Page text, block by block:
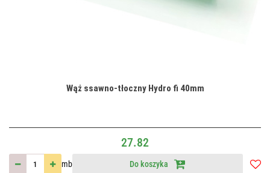
Wąż ssawno-tłoczny Hydro fi 40mm
27.82
mb Do koszyka